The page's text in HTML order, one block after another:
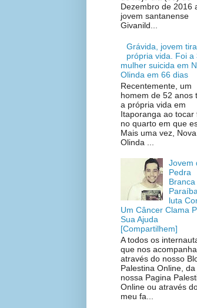
Dezembro de 2016
jovem santanense
Givanild...
Grávida, jovem
própria vida. Foi a
mulher suicida em
Olinda em 66 dias
Recentemente, um
homem de 52 anos
a própria vida em
Itaporanga ao tocar
no quarto em que
Mais uma vez, Nova
Olinda ...
Jovem
Pedra
luta
Um Câncer Clama
Sua Ajuda
[Compartilhem]
A todos os
que nos
através do nosso
Palestina Online, da
nossa Pagina
Online ou através
meu fa...